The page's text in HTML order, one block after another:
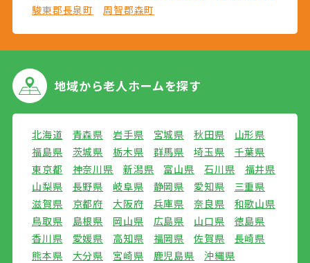
駿東郡長泉町
周智郡森町
地域から老人ホームを探す
北海道 青森県 岩手県 宮城県 秋田県
山形県
福島県
茨城県 栃木県 群馬県 埼玉県
千葉県
東京都
神奈川県 新潟県 富山県 石川県
福井県
山梨県
長野県 岐阜県 静岡県 愛知県
三重県
滋賀県
京都府 大阪府 兵庫県 奈良県
和歌山県
鳥取県
島根県 岡山県 広島県 山口県
徳島県
香川県
愛媛県 高知県 福岡県 佐賀県
長崎県
熊本県
大分県 宮崎県 鹿児島県 沖縄県